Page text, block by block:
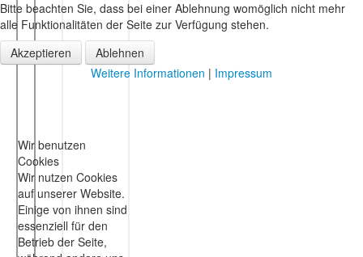
Bitte beachten Sie, dass bei einer Ablehnung womöglich nicht mehr
alle Funktionalitäten der Seite zur Verfügung stehen.
Akzeptieren
Ablehnen
Weitere Informationen | Impressum